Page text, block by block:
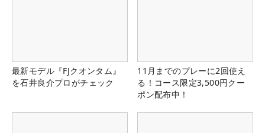
最新モデル『FJクオンタム』
を石井良介プロがチェック
11月までのプレーに2回使え
る！コース限定3,500円クー
ポン配布中！